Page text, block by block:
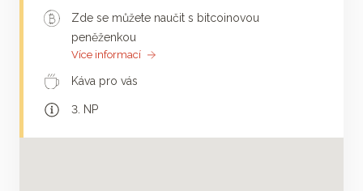
Zde se můžete naučit s bitcoinovou
peněženkou
Více informací
Káva pro vás
3. NP